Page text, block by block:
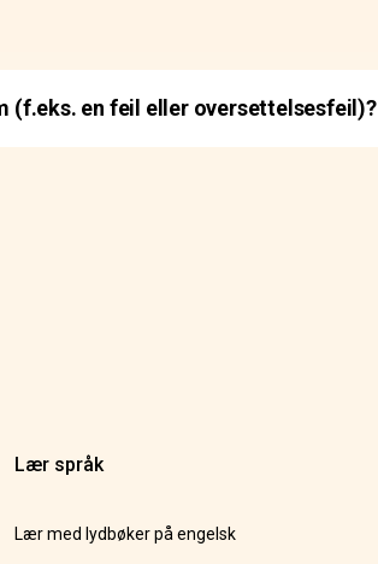
(f.eks. en feil eller oversettelsesfeil)?
Lær språk
Lær med lydbøker på engelsk